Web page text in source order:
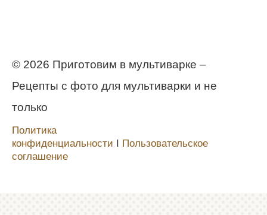
© 2026 Приготовим в мультиварке –
Рецепты с фото для мультиварки и не
только
Политика
конфиденциальности
Пользовательское
соглашение